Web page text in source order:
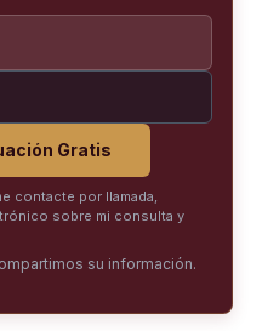
Gratis
contacte por llamada,
sobre mi consulta y
su información.